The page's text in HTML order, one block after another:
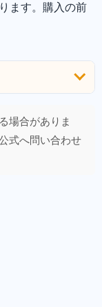
ます。購入の前
場合がありま
式へ問い合わせ